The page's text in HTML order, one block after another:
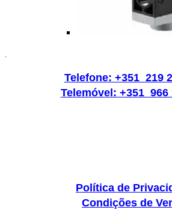
.
Telefone: +351 219
Telemóvel: +351 966
Política de
Condições de